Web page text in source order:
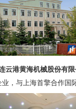
云港黄海机械股份有限
业，与上海首擎合作国